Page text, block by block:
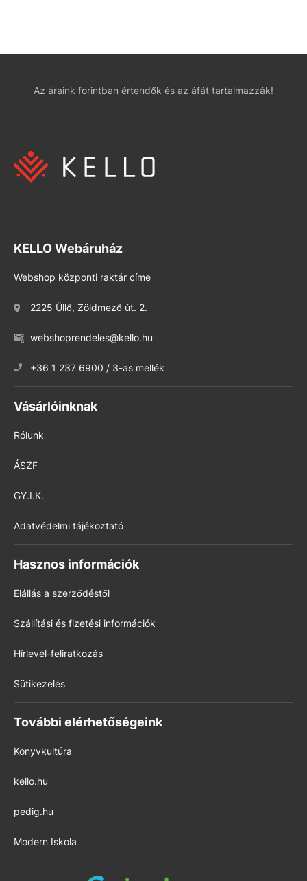
Az áraink forintban értendők és az áfát tartalmazzák!
KELLO Webáruház
Webshop központi raktár címe
2225 Üllő, Zöldmező út. 2.
webshoprendeles@kello.hu
+36 1 237 6900 / 3-as mellék
Vásárlóinknak
Rólunk
ÁSZF
GY.I.K.
Adatvédelmi tájékoztató
Hasznos információk
Elállás a szerződéstől
Szállítási és fizetési információk
Hírlevél-feliratkozás
Sütikezelés
További elérhetőségeink
Könyvkultúra
kello.hu
pedig.hu
Modern Iskola